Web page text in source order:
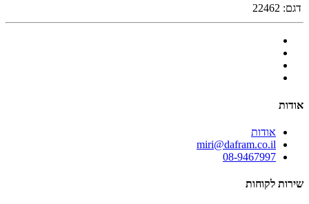
דגם: 22462
אודות
אודות
miri@dafram.co.il
08-9467997
שירות לקוחות